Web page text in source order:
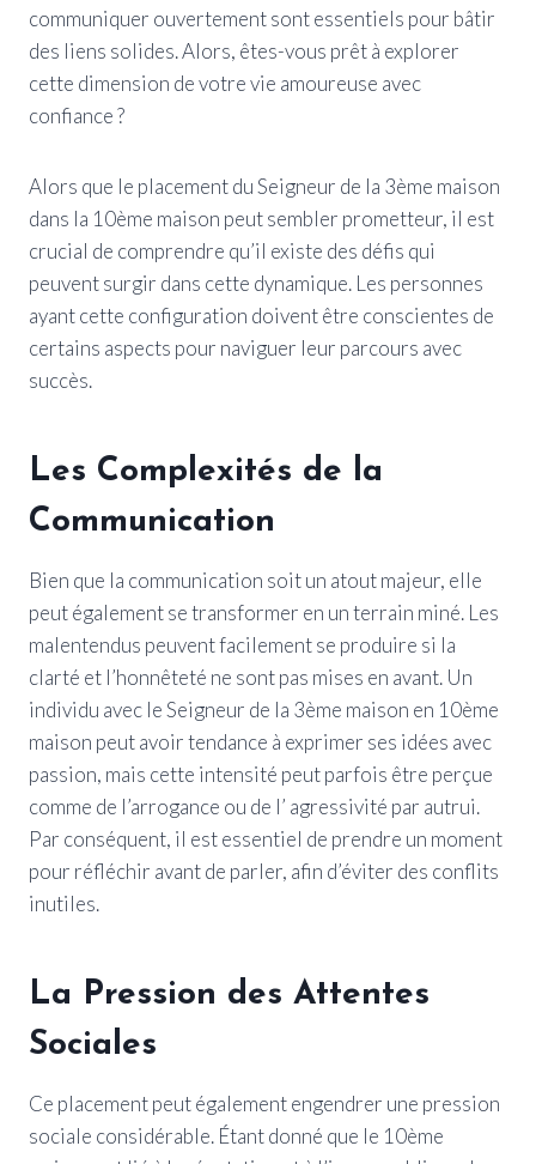
communiquer ouvertement sont essentiels pour bâtir
des liens solides. Alors, êtes-vous prêt à explorer
cette dimension de votre vie amoureuse avec
confiance ?
Alors que le placement du Seigneur de la 3ème maison
dans la 10ème maison peut sembler prometteur, il est
crucial de comprendre qu’il existe des défis qui
peuvent surgir dans cette dynamique. Les personnes
ayant cette configuration doivent être conscientes de
certains aspects pour naviguer leur parcours avec
succès.
Les Complexités de la
Communication
Bien que la communication soit un atout majeur, elle
peut également se transformer en un terrain miné. Les
malentendus peuvent facilement se produire si la
clarté et l’honnêteté ne sont pas mises en avant. Un
individu avec le Seigneur de la 3ème maison en 10ème
maison peut avoir tendance à exprimer ses idées avec
passion, mais cette intensité peut parfois être perçue
comme de l’arrogance ou de l’ agressivité par autrui.
Par conséquent, il est essentiel de prendre un moment
pour réfléchir avant de parler, afin d’éviter des conflits
inutiles.
La Pression des Attentes
Sociales
Ce placement peut également engendrer une pression
sociale considérable. Étant donné que le 10ème